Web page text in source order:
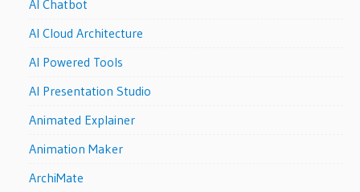
AI Chatbot
AI Cloud Architecture
AI Powered Tools
AI Presentation Studio
Animated Explainer
Animation Maker
ArchiMate